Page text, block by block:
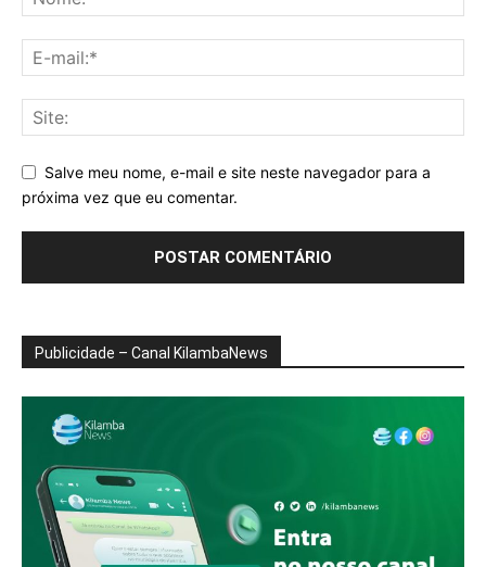
Salve meu nome, e-mail e site neste navegador para a
próxima vez que eu comentar.
Publicidade – Canal KilambaNews